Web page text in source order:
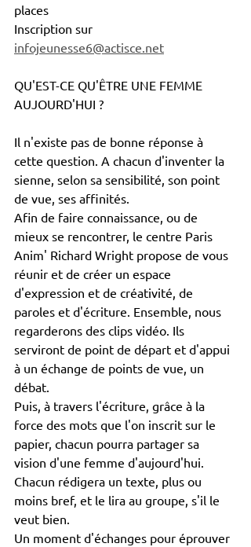
places
Inscription sur
infojeunesse6@actisce.net
QU'EST-CE QU'ÊTRE UNE FEMME
AUJOURD'HUI ?
Il n'existe pas de bonne réponse à
cette question. A chacun d'inventer la
sienne, selon sa sensibilité, son point
de vue, ses affinités.
Afin de faire connaissance, ou de
mieux se rencontrer, le centre Paris
Anim' Richard Wright propose de vous
réunir et de créer un espace
d'expression et de créativité, de
paroles et d'écriture. Ensemble, nous
regarderons des clips vidéo. Ils
serviront de point de départ et d'appui
à un échange de points de vue, un
débat.
Puis, à travers l'écriture, grâce à la
force des mots que l'on inscrit sur le
papier, chacun pourra partager sa
vision d'une femme d'aujourd'hui.
Chacun rédigera un texte, plus ou
moins bref, et le lira au groupe, s'il le
veut bien.
Un moment d'échanges pour éprouver